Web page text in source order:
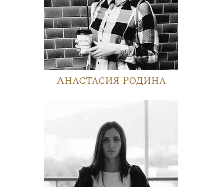
Анастасия Родина